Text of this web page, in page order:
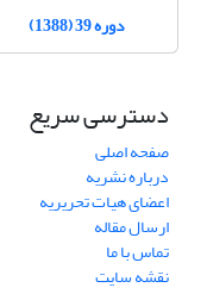
دوره 39 (1388)
دسترسی سریع
صفحه اصلی
درباره نشریه
اعضای هیات تحریریه
ارسال مقاله
تماس با ما
نقشه سایت